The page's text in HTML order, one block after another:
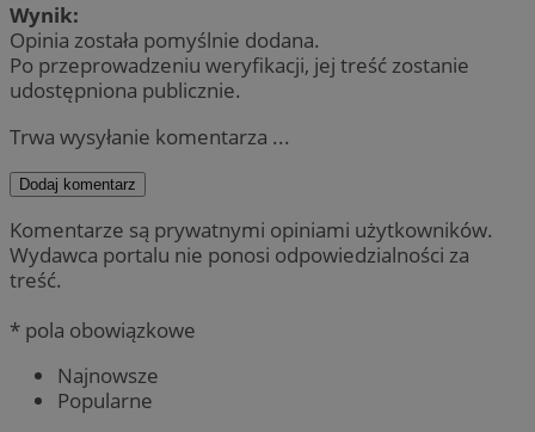
Wynik:
Opinia została pomyślnie dodana.
Po przeprowadzeniu weryfikacji, jej treść zostanie
udostępniona publicznie.
Trwa wysyłanie komentarza ...
Dodaj komentarz
Komentarze są prywatnymi opiniami użytkowników.
Wydawca portalu nie ponosi odpowiedzialności za
treść.
* pola obowiązkowe
Najnowsze
Popularne